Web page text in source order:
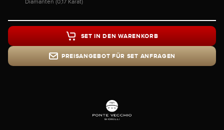
Diamanten (0,17 Karat)
PREISANGEBOT FÜR SET ANFRAGEN
SET IN DEN WARENKORB